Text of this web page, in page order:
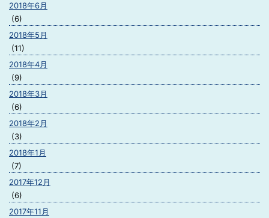
2018年6月
(6)
2018年5月
(11)
2018年4月
(9)
2018年3月
(6)
2018年2月
(3)
2018年1月
(7)
2017年12月
(6)
2017年11月